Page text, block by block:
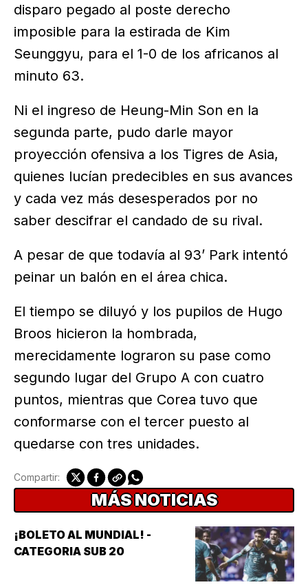
disparo pegado al poste derecho
imposible para la estirada de Kim
Seunggyu, para el 1-0 de los africanos al
minuto 63.
Ni el ingreso de Heung-Min Son en la
segunda parte, pudo darle mayor
proyección ofensiva a los Tigres de Asia,
quienes lucían predecibles en sus avances
y cada vez más desesperados por no
saber descifrar el candado de su rival.
A pesar de que todavía al 93’ Park intentó
peinar un balón en el área chica.
El tiempo se diluyó y los pupilos de Hugo
Broos hicieron la hombrada,
merecidamente lograron su pase como
segundo lugar del Grupo A con cuatro
puntos, mientras que Corea tuvo que
conformarse con el tercer puesto al
quedarse con tres unidades.
Compartir:
MÁS NOTICIAS
¡BOLETO AL MUNDIAL! -
CATEGORIA SUB 20